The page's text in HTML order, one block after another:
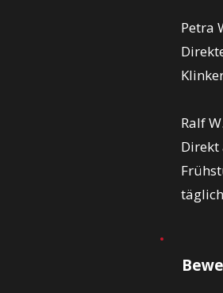
Petra
Ralf
Direkt